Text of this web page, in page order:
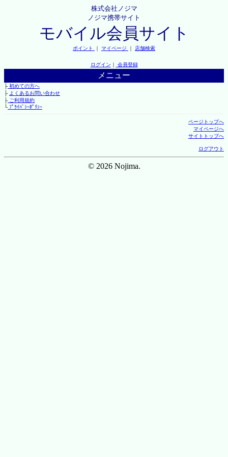
株式会社ノジマ
ノジマ携帯サイト
モバイル会員サイト
ポイント ｜ マイページ ｜ 店舗検索
ログイン ｜ 会員登録
メニュー
├初めての方へ
├ よくあるお問い合わせ
├ご利用規約
└ﾌﾟﾗｲﾊﾞｼｰﾎﾟﾘｼｰ
ページトップへ
マイページへ
サイトトップへ
ログアウト
© 2026 Nojima.